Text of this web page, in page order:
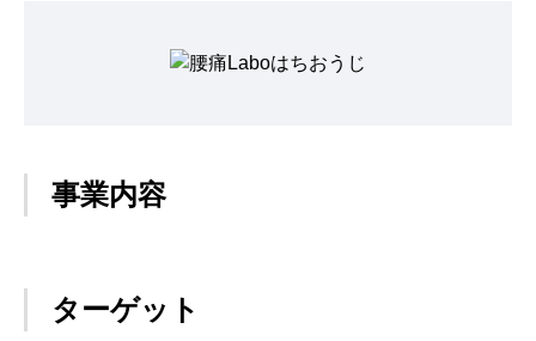
事業内容
ターゲット